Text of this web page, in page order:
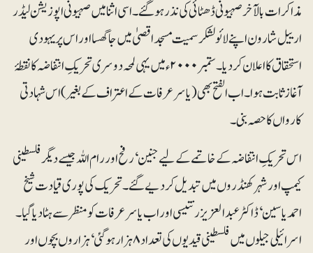
مذاکرات بالآخر صہیونی ڈھٹائی کی نذر ہوگئے۔ اسی اثنا میں صہیونی اپوزیشن لیڈر
ارییل شارون اپنے لائولشکر سمیت مسجد اقصیٰ میں جا گھسا اور اس پر یہودی
استحقاق کا اعلان کر دیا۔ ستمبر ۲۰۰۰ء میں یہی لمحہ دوسری تحریکِ انتفاضہ کا نقطۂ
آغاز ثابت ہوا۔ اب الفتح بھی (یاسر عرفات کے اعتراف کے بغیر) اس شہادتی
کارواں کا حصہ بنی۔
اس تحریکِ انتفاضہ کے خاتمے کے لیے جنین‘ رفح اور رام اللہ جیسے دیگر فلسطینی
کیمپ اور شہر کھنڈروں میں تبدیل کر دیے گئے۔ تحریک کی پوری قیادت شیخ
احمد یاسین‘ ڈاکٹر عبدالعزیز رنتیسی اور اب یاسر عرفات کو منظر سے ہٹا دیا گیا۔
اسرائیلی جیلوں میں فلسطینی قیدیوں کی تعداد ۸ ہزار ہوگئی‘ ہزاروں بچوں اور